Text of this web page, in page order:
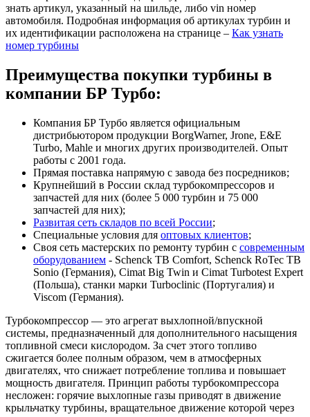
знать артикул, указанный на шильде, либо vin номер
автомобиля. Подробная информация об артикулах турбин и
их идентификации расположена на странице – Как узнать
номер турбины
Преимущества покупки турбины в
компании БР Турбо:
Компания БР Турбо является официальным
дистрибьютором продукции BorgWarner, Jrone, E&E
Turbo, Mahle и многих других производителей. Опыт
работы с 2001 года.
Прямая поставка напрямую с завода без посредников;
Крупнейший в России склад турбокомпрессоров и
запчастей для них (более 5 000 турбин и 75 000
запчастей для них);
Развитая сеть складов по всей России;
Специальные условия для оптовых клиентов;
Своя сеть мастерских по ремонту турбин с современным
оборудованием - Schenck TB Comfort, Schenck RoTec TB
Sonio (Германия), Cimat Big Twin и Cimat Turbotest Expert
(Польша), станки марки Turboclinic (Португалия) и
Viscom (Германия).
Турбокомпрессор — это агрегат выхлопной/впускной
системы, предназначенный для дополнительного насыщения
топливной смеси кислородом. За счет этого топливо
сжигается более полным образом, чем в атмосферных
двигателях, что снижает потребление топлива и повышает
мощность двигателя. Принцип работы турбокомпрессора
несложен: горячие выхлопные газы приводят в движение
крыльчатку турбины, вращательное движение которой через